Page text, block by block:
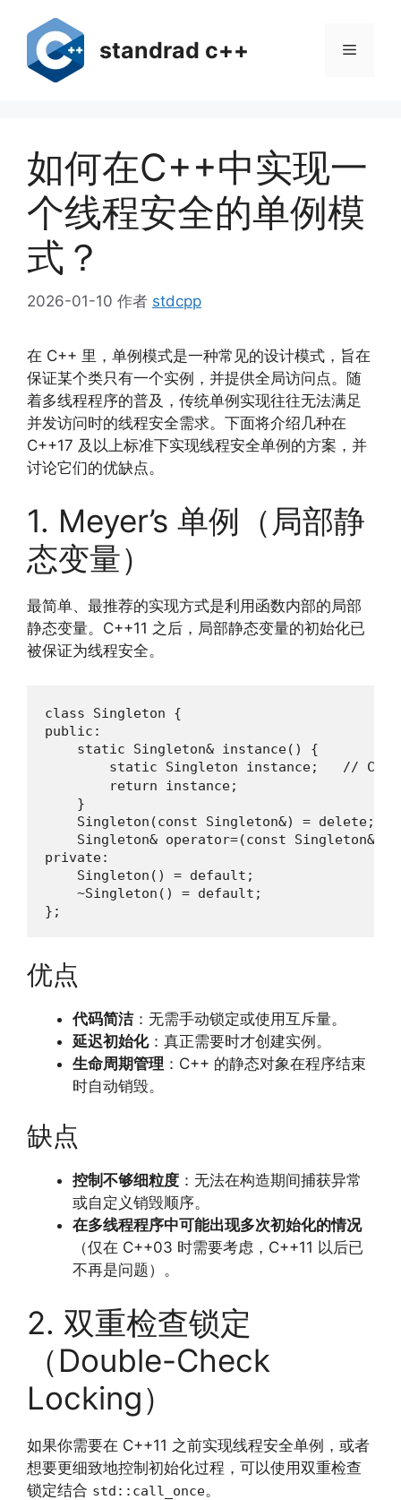
standrad c++ 菜
如何在C++中实现一
个线程安全的单例模
式？
2026-01-10 作者 stdcpp
在 C++ 里，单例模式是一种常见的设计模式，旨在
保证某个类只有一个实例，并提供全局访问点。随
着多线程程序的普及，传统单例实现往往无法满足
并发访问时的线程安全需求。下面将介绍几种在
C++17 及以上标准下实现线程安全单例的方案，并
讨论它们的优缺点。
1. Meyer’s 单例（局部静
态变量）
最简单、最推荐的实现方式是利用函数内部的局部
静态变量。C++11 之后，局部静态变量的初始化已
被保证为线程安全。
class Singleton {
public:
    static Singleton& instance() {
static Singleton instance;   // C++11
        return instance;
    }
    Singleton(const Singleton&) = delete;
Singleton& operator=(const Singleton&)
private:
    Singleton() = default;
    ~Singleton() = default;
};
优点
代码简洁：无需手动锁定或使用互斥量。
延迟初始化：真正需要时才创建实例。
生命周期管理 ：C++ 的静态对象在程序结束
时自动销毁。
缺点
控制不够细粒度 ：无法在构造期间捕获异常
或自定义销毁顺序。
在多线程程序中可能出现多次初始化的情况
（仅在 C++03 时需要考虑，C++11 以后已
不再是问题）。
2. 双重检查锁定
（Double-Check
Locking）
如果你需要在 C++11 之前实现线程安全单例，或者
想要更细致地控制初始化过程，可以使用双重检查
锁定结合 std::call_once。